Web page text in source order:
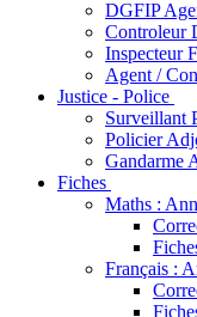
DGFIP
Controleur
Inspecteur
Agent /
Justice - Police
Surveillant
Policier
Gandarme
Fiches
Maths :
Français :